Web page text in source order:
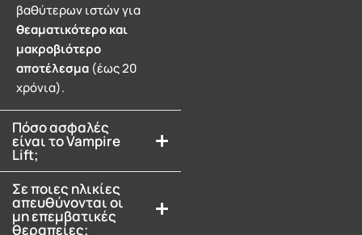
βαθύτερων ιστών για
θεαματικότερο και
μακροβιότερο
αποτέλεσμα (έως 20
χρόνια).
Πόσο ασφαλές
είναι το Vampire
Lift;
Σε ποιες ηλικίες
απευθύνονται οι
μη επεμβατικές
θεραπείες;